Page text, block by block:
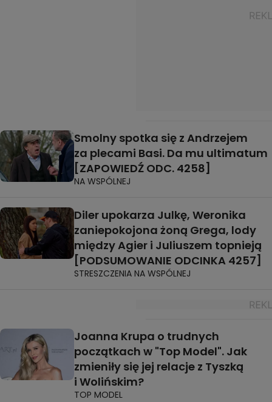
Smolny spotka się z Andrzejem
za plecami Basi. Da mu ultimatum
[ZAPOWIEDŹ ODC. 4258]
NA WSPÓLNEJ
Diler upokarza Julkę, Weronika
zaniepokojona żoną Grega, lody
między Agier i Juliuszem topnieją
[PODSUMOWANIE ODCINKA 4257]
STRESZCZENIA NA WSPÓLNEJ
Joanna Krupa o trudnych
początkach w "Top Model". Jak
zmieniły się jej relacje z Tyszką
i Wolińskim?
TOP MODEL